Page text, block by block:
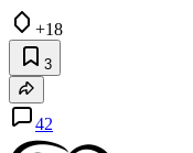
+18
3
42